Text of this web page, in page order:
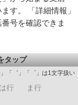
す。 「詳細情報」
号を確認できま
タップ
「゛」「゜」は1文字扱い
は行
ま行